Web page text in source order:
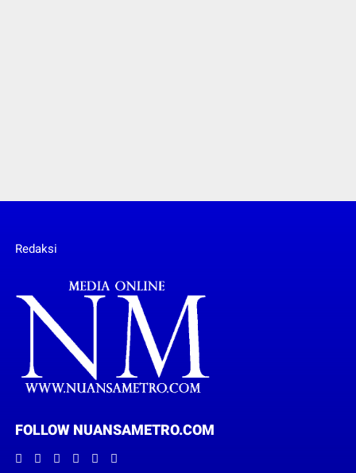
Redaksi
FOLLOW NUANSAMETRO.COM